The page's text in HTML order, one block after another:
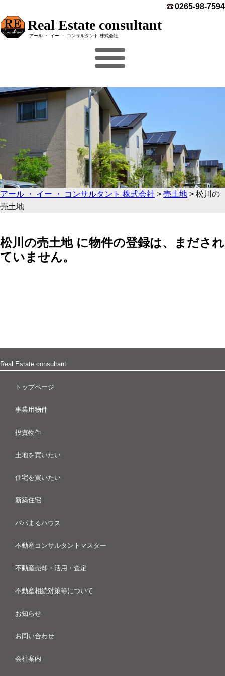
0265-98-7594
Real Estate consultant
アール ・ イー ・ コンサルタント 株式会社
アール ・ イー ・ コンサルタント 株式会社 > 売土地 > 松川の
売土地
松川の売土地 に物件の登録は、まだされ
ていません。
Real Estate consultant
トップページ
事業用物件
投資物件
土地を買いたい
住宅を買いたい
新築住宅
パパまるハウス
不動産コンサルタントマスター
不動産売却・活用・査定
不動産相続対策等について
お知らせ
お問い合わせ
会社案内